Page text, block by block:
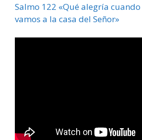
Salmo 122 «Qué alegría
vamos a la casa del Señor»